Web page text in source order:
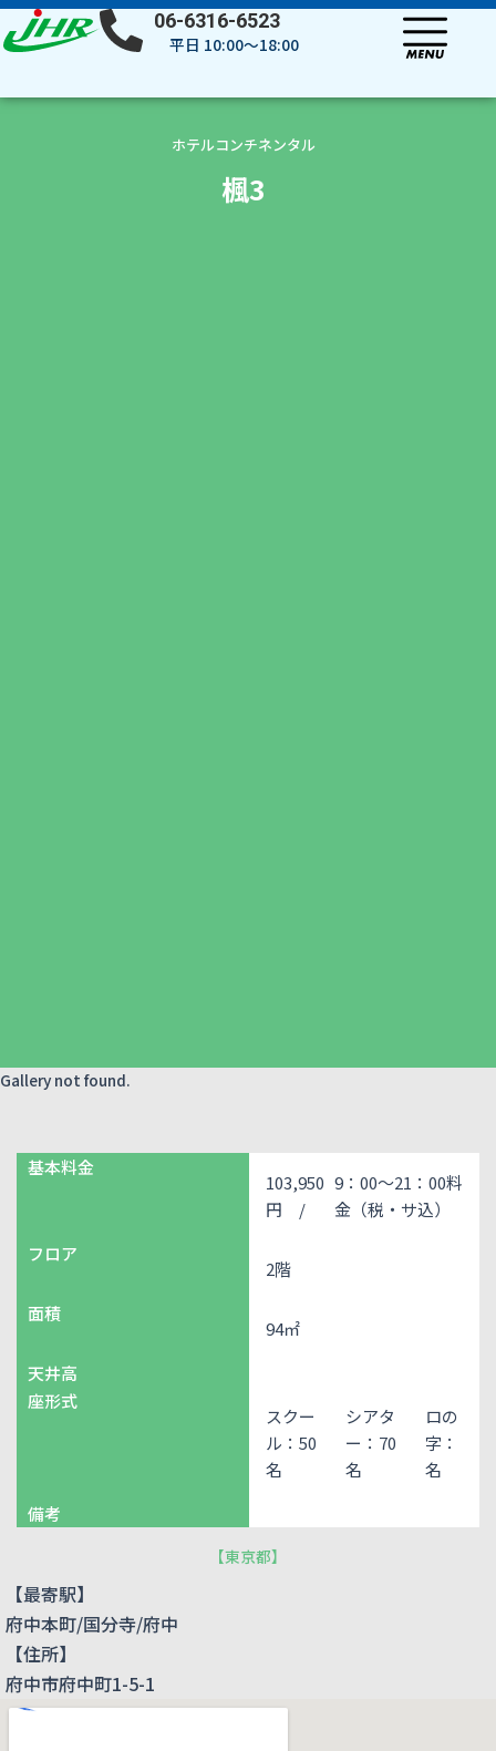
内
容
キ
06-6316-6523
平日 10:00～18:00
ホテルコンチネンタル
楓3
Gallery not found.
基本料金
103,950
円 /
9：00～21：00料
金（税・サ込）
フロア
2階
面積
94㎡
天井高
座形式
スクー
ル：50
名
シアタ
ー：70
名
ロの
字：
名
備考
【東京都】
【最寄駅】
府中本町/国分寺/府中
【住所】
府中市府中町1-5-1